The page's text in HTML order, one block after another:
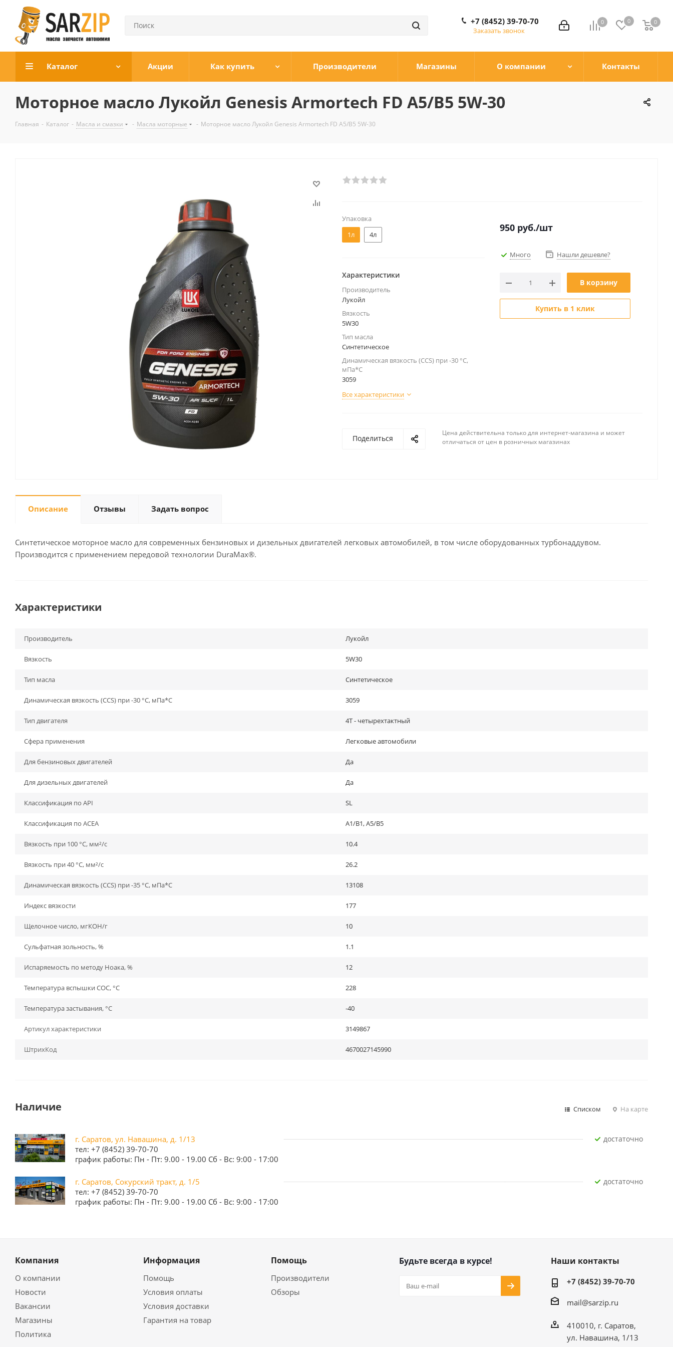
0 0 0
0
+7 (8452) 39-70-70
Заказать звонок
Каталог Акции Как купить Производители Магазины О компании Контакты
Моторное масло Лукойл Genesis Armortech FD A5/B5 5W-30
Главная - Каталог - Масла и смазки - Масла моторные - Моторное масло Лукойл Genesis Armortech FD A5/B5 5W-30
Упаковка
1л
4л
Характеристики
Производитель
Лукойл
Вязкость
5W30
Тип масла
Синтетическое
Динамическая вязкость (CCS) при -30 °C,
мПа*С
3059
Все характеристики
950 руб./шт
Много Нашли дешевле?
В корзину
Купить в 1 клик
Поделиться
Цена действительна только для интернет-магазина и может
отличаться от цен в розничных магазинах
Описание Отзывы Задать вопрос
Синтетическое моторное масло для современных бензиновых и дизельных двигателей легковых автомобилей, в том числе оборудованных турбонаддувом.
Производится с применением передовой технологии DuraMax®.
Характеристики
Производитель Лукойл
Вязкость 5W30
Тип масла Синтетическое
Динамическая вязкость (CCS) при -30 °C, мПа*С 3059
Тип двигателя 4Т - четырехтактный
Сфера применения Легковые автомобили
Для бензиновых двигателей Да
Для дизельных двигателей Да
Классификация по API SL
Классификация по ACEA A1/B1, A5/B5
Вязкость при 100 °C, мм²/с 10.4
Вязкость при 40 °C, мм²/с 26.2
Динамическая вязкость (CCS) при -35 °C, мПа*С 13108
Индекс вязкости 177
Щелочное число, мгКОН/г 10
Сульфатная зольность, % 1.1
Испаряемость по методу Ноака, % 12
Температура вспышки СОС, °С 228
Температура застывания, °С -40
Артикул характеристики 3149867
ШтрихКод 4670027145990
Наличие Списком На карте
г. Саратов, ул. Навашина, д. 1/13
тел: +7 (8452) 39-70-70
график работы: Пн - Пт: 9.00 - 19.00 Сб - Вс: 9:00 - 17:00
Достаточно
г. Саратов, Сокурский тракт, д. 1/5
тел: +7 (8452) 39-70-70
график работы: Пн - Пт: 9.00 - 19.00 Сб - Вс: 9:00 - 17:00
Достаточно
Компания
О компании
Новости
Вакансии
Магазины
Политика
Информация
Помощь
Условия оплаты
Условия доставки
Гарантия на товар
Помощь
Производители
Обзоры
Будьте всегда в курсе! Наши контакты
+7 (8452) 39-70-70
mail@sarzip.ru
410010, г. Саратов,
ул. Навашина, 1/13